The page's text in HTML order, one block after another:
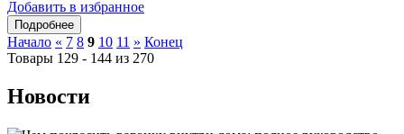
Добавить в избранное
Начало « 7 8 9 10 11 » Конец
Товары 129 - 144 из 270
Новости